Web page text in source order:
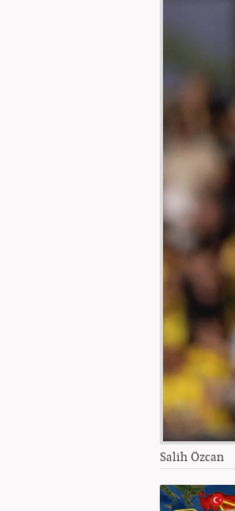
Salih Özcan